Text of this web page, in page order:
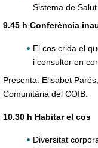
Sistema de
9.45 h Conferència
El cos crida el
i consultor en
Presenta: Elisabet
Comunitària del COIB.
10.30 h Habitar el cos
Diversitat